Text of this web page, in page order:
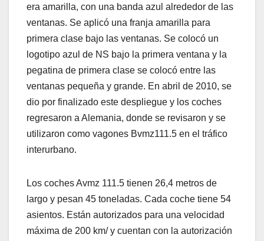
era amarilla, con una banda azul alrededor de las
ventanas. Se aplicó una franja amarilla para
primera clase bajo las ventanas. Se colocó un
logotipo azul de NS bajo la primera ventana y la
pegatina de primera clase se colocó entre las
ventanas pequeña y grande. En abril de 2010, se
dio por finalizado este despliegue y los coches
regresaron a Alemania, donde se revisaron y se
utilizaron como vagones Bvmz111.5 en el tráfico
interurbano.
Los coches Avmz 111.5 tienen 26,4 metros de
largo y pesan 45 toneladas. Cada coche tiene 54
asientos. Están autorizados para una velocidad
máxima de 200 km/ y cuentan con la autorización